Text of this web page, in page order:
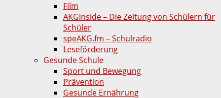
Film
AKGinside – Die Zeitung von Schülern für
Schüler
speAKG.fm – Schulradio
Leseförderung
Gesunde Schule
Sport und Bewegung
Prävention
Gesunde Ernährung